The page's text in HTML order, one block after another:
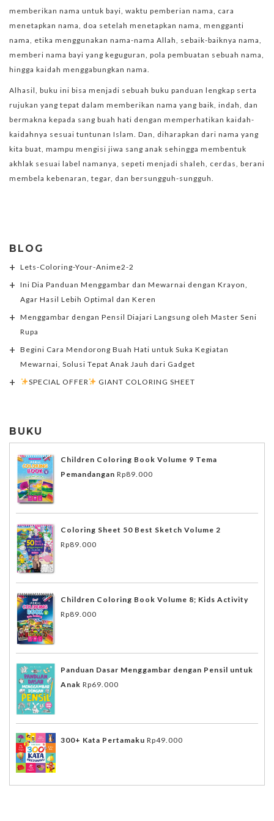
memberikan nama untuk bayi, waktu pemberian nama, cara
menetapkan nama, doa setelah menetapkan nama, mengganti
nama, etika menggunakan nama-nama Allah, sebaik-baiknya nama,
memberi nama bayi yang keguguran, pola pembuatan sebuah nama,
hingga kaidah menggabungkan nama.
Alhasil, buku ini bisa menjadi sebuah buku panduan lengkap serta
rujukan yang tepat dalam memberikan nama yang baik, indah, dan
bermakna kepada sang buah hati dengan memperhatikan kaidah-
kaidahnya sesuai tuntunan Islam. Dan, diharapkan dari nama yang
kita buat, mampu mengisi jiwa sang anak sehingga membentuk
akhlak sesuai label namanya, sepeti menjadi shaleh, cerdas, berani
membela kebenaran, tegar, dan bersungguh-sungguh.
BLOG
Lets-Coloring-Your-Anime2-2
Ini Dia Panduan Menggambar dan Mewarnai dengan Krayon,
Agar Hasil Lebih Optimal dan Keren
Menggambar dengan Pensil Diajari Langsung oleh Master Seni
Rupa
Begini Cara Mendorong Buah Hati untuk Suka Kegiatan
Mewarnai, Solusi Tepat Anak Jauh dari Gadget
SPECIAL OFFER
GIANT COLORING SHEET
BUKU
Children Coloring Book Volume 9 Tema
Pemandangan Rp89.000
Coloring Sheet 50 Best Sketch Volume 2
Rp89.000
Children Coloring Book Volume 8; Kids Activity
Rp89.000
Panduan Dasar Menggambar dengan Pensil untuk
Anak Rp69.000
300+ Kata Pertamaku Rp49.000